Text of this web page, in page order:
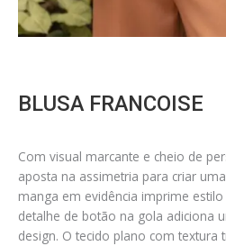
BLUSA FRANCOISE
Com visual marcante e cheio de
aposta na assimetria para criar
manga em evidência imprime
detalhe de botão na gola adiciona
design. O tecido plano com textura